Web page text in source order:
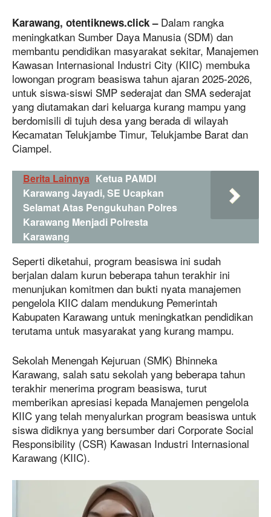
Karawang, otentiknews.click –Dalam rangka
meningkatkan Sumber Daya Manusia (SDM) dan
membantu pendidikan masyarakat sekitar, Manajemen
Kawasan Internasional Industri City (KIIC) membuka
lowongan program beasiswa tahun ajaran 2025-2026,
untuk siswa-siswi SMP sederajat dan SMA sederajat
yang diutamakan dari keluarga kurang mampu yang
berdomisili di tujuh desa yang berada di wilayah
Kecamatan Telukjambe Timur, Telukjambe Barat dan
Ciampel.
Berita Lainnya Ketua PAMDI
Karawang Jayadi, SE Ucapkan
Selamat Atas Pengukuhan Polres
Karawang Menjadi Polresta
Karawang
Seperti diketahui, program beasiswa ini sudah
berjalan dalam kurun beberapa tahun terakhir ini
menunjukan komitmen dan bukti nyata manajemen
pengelola KIIC dalam mendukung Pemerintah
Kabupaten Karawang untuk meningkatkan pendidikan
terutama untuk masyarakat yang kurang mampu.
Sekolah Menengah Kejuruan (SMK) Bhinneka
Karawang, salah satu sekolah yang beberapa tahun
terakhir menerima program beasiswa, turut
memberikan apresiasi kepada Manajemen pengelola
KIIC yang telah menyalurkan program beasiswa untuk
siswa didiknya yang bersumber dari Corporate Social
Responsibility (CSR) Kawasan Industri Internasional
Karawang (KIIC).